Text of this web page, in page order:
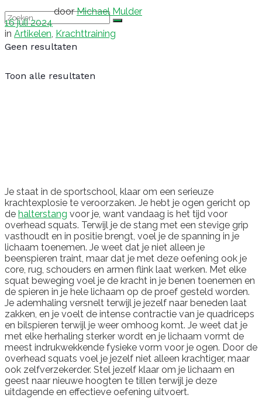
Geen resultaten
Toon alle resultaten
door Michael Mulder
16 juli 2024
in Artikelen, Krachttraining
Je staat in de sportschool, klaar om een serieuze
krachtexplosie te veroorzaken. Je hebt je ogen gericht op
de halterstang voor je, want vandaag is het tijd voor
overhead squats. Terwijl je de stang met een stevige grip
vasthoudt en in positie brengt, voel je de spanning in je
lichaam toenemen. Je weet dat je niet alleen je
beenspieren traint, maar dat je met deze oefening ook je
core, rug, schouders en armen flink laat werken. Met elke
squat beweging voel je de kracht in je benen toenemen en
de spieren in je hele lichaam op de proef gesteld worden.
Je ademhaling versnelt terwijl je jezelf naar beneden laat
zakken, en je voelt de intense contractie van je quadriceps
en bilspieren terwijl je weer omhoog komt. Je weet dat je
met elke herhaling sterker wordt en je lichaam vormt de
meest indrukwekkende fysieke vorm voor je ogen. Door de
overhead squats voel je jezelf niet alleen krachtiger, maar
ook zelfverzekerder. Stel jezelf klaar om je lichaam en
geest naar nieuwe hoogten te tillen terwijl je deze
uitdagende en effectieve oefening uitvoert.